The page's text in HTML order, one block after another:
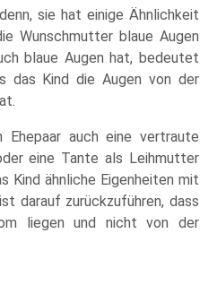
sie hat einige Ähnlichkeit
Wunschmutter blaue Augen
blaue Augen hat, bedeutet
das Kind die Augen von der
Ehepaar auch eine vertraute
eine Tante als Leihmutter
Kind ähnliche Eigenheiten mit
darauf zurückzuführen, dass
liegen und nicht von der